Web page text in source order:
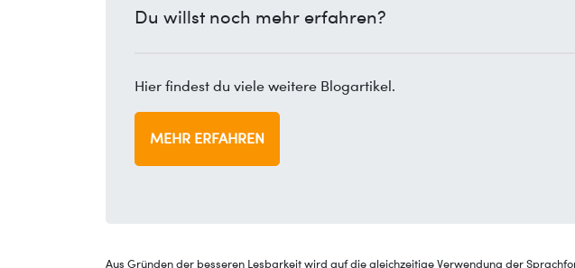
Du willst noch mehr erfahren?
Hier findest du viele weitere Blogartikel.
MEHR ERFAHREN
Aus Gründen der besseren Lesbarkeit wird auf die gleichzeitige Verwendung der